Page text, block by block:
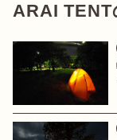
ARAI TENT